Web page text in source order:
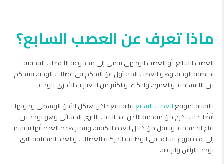
ماذا تعرف عن العصب السابع؟
العصب السابع، أو العصب الوجهي ينتمي إلى مجموعة الأعصاب القحفية
بمنطقة الوجه، وهو العصب المسئول عن التحكم في عضلات الوجه، فيتحكم
في الابتسامة، والغمزة، والبكاء، والكثير من التعبيرات الأخرى للوجه.
بالنسبة لموقع العصب السابع فإنه يقع داخل هيكل الأذن الوسطى وحولها
أيضًا، حيث يخرج من مقدمة الأذن عند الثقب الإبري الخشائي وهو يوجد في
قاع الجمجمة، وينتقل من خلال الغدة النكفية، وتتميز هذه الغدة أنها تنقسم
إلى عدة فروع تساعد في الوظيفة الحركية للعضلات والغدد المختلفة التي
توجد بالرأس والرقبة.